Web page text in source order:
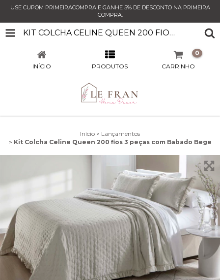
USE CUPOM PRIMEIRACOMPRA E GANHE 5% DE DESCONTO NA PRIMEIRA
COMPRA.
KIT COLCHA CELINE QUEEN 200 FIOS 3 PEÇAS COM BABADO BEGE
INÍCIO PRODUTOS CARRINHO
0
Início > Lançamentos
> Kit Colcha Celine Queen 200 fios 3 peças com Babado Bege